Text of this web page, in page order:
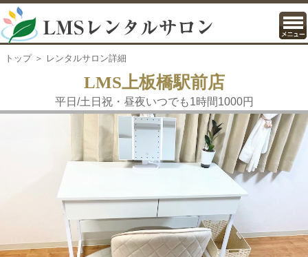
トップ＞ レンタルサロン詳細
LMS上板橋駅前店
平日/土日祝・昼夜いつでも1時間1000円